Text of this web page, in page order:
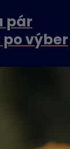
pár
po výber